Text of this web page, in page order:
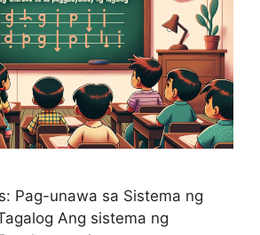
Pag-unawa sa Sistema ng
Ang sistema ng